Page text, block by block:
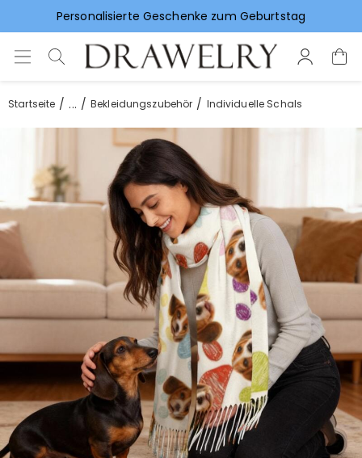
Personalisierte Geschenke zum Geburtstag
Vorlieben für Hochzeitsgeschenke
Startseite ... Bekleidungszubehör Individuelle Schals